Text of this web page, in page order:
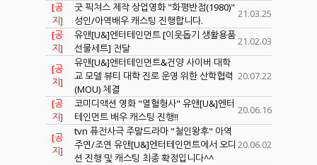
[공
지]
굿 픽쳐스 제작 상업영화 "화평반점(1980)"
성인/아역배우 캐스팅 진행합니다.
21.03.25
[공
지]
유앤[U&]엔터테인먼트 [이웃돕기 생활용품
선물세트] 전달
21.02.03
[공
지]
유앤[U&]엔터테인먼트&건양 사이버 대학
교 모델 뷰티 대학 진로 운영 위한 산학협력
(MOU) 체결
20.07.22
[공
지]
코미디액션 영화 "열혈형사" 유앤[U&]엔터
테인먼트 배우 캐스팅 진행!!
20.06.16
[공
지]
tvn 퓨전사극 주말드라마 "철인왕후" 아역
주연/조연 유앤[U&]엔터테인먼트에서 오디
션 진행 및 캐스팅 최종 확정입니다^^
20.06.02